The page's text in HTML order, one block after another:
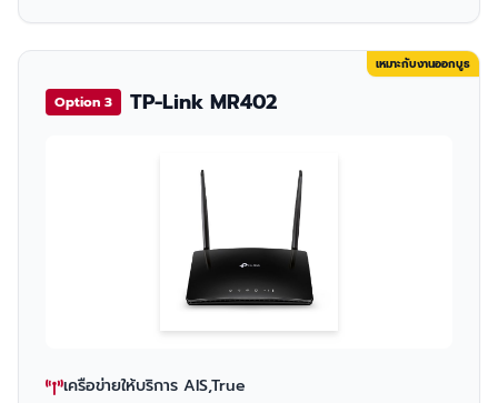
เหมาะกับงานออกบูธ
Option 3 TP-Link MR402
เครือข่ายให้บริการ AIS,True